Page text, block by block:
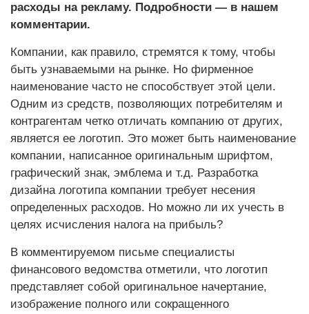
расходы на рекламу. Подробности — в нашем
комментарии.
Компании, как правило, стремятся к тому, чтобы
быть узнаваемыми на рынке. Но фирменное
наименование часто не способствует этой цели.
Одним из средств, позволяющих потребителям и
контрагентам четко отличать компанию от других,
является ее логотип. Это может быть наименование
компании, написанное оригинальным шрифтом,
графический знак, эмблема и т.д. Разработка
дизайна логотипа компании требует несения
определенных расходов. Но можно ли их учесть в
целях исчисления налога на прибыль?
В комментируемом письме специалис­ты
финансового ведомства отметили, что логотип
представляет собой оригинальное начертание,
изображение полного или сокращенного